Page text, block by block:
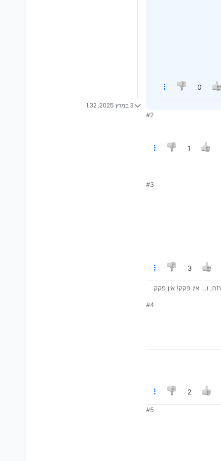
0
#2
1
#3
3
ו… אין פקק! אין פקק
#4
2
#5
3 במרץ 2025, 1:32